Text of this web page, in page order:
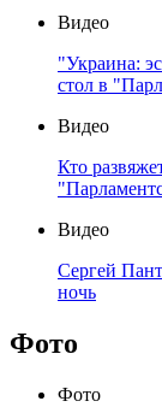
Видео
"Украина:
стол в
Видео
Кто
Видео
Сергей
ночь
Фото
Фото